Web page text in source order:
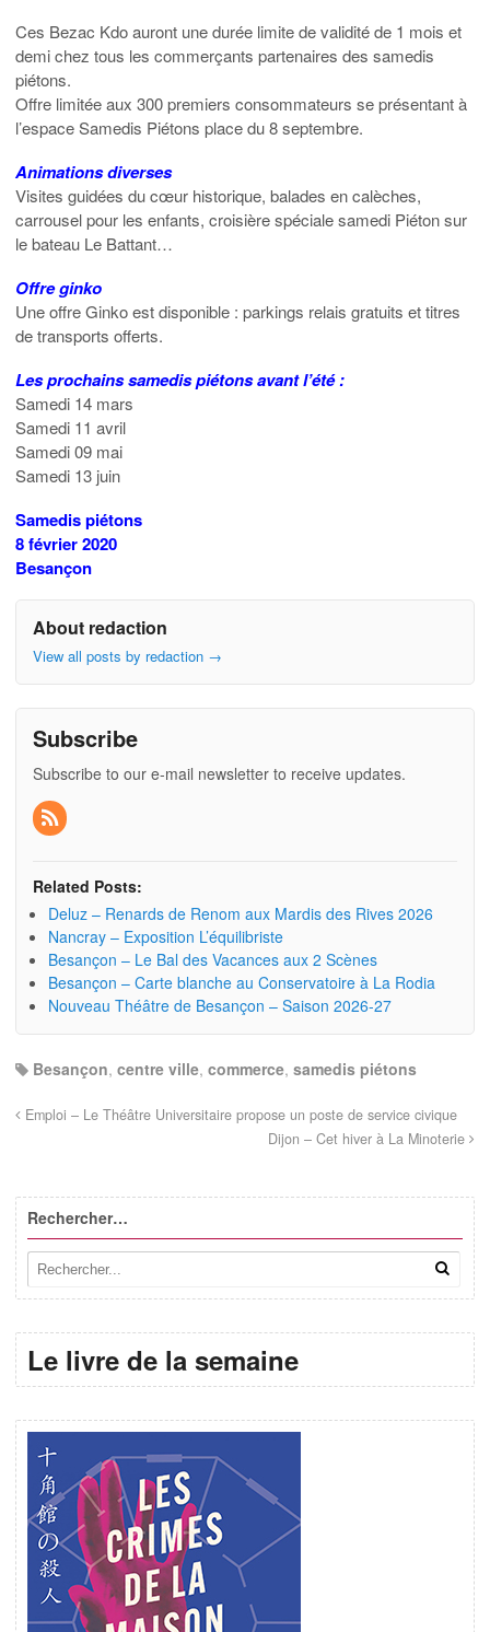
Ces Bezac Kdo auront une durée limite de validité de 1 mois et
demi chez tous les commerçants partenaires des samedis
piétons.
Offre limitée aux 300 premiers consommateurs se présentant à
l’espace Samedis Piétons place du 8 septembre.
Animations diverses
Visites guidées du cœur historique, balades en calèches,
carrousel pour les enfants, croisière spéciale samedi Piéton sur
le bateau Le Battant…
Offre ginko
Une offre Ginko est disponible : parkings relais gratuits et titres
de transports offerts.
Les prochains samedis piétons avant l’été :
Samedi 14 mars
Samedi 11 avril
Samedi 09 mai
Samedi 13 juin
Samedis piétons
8 février 2020
Besançon
About redaction
View all posts by redaction →
Subscribe
Subscribe to our e-mail newsletter to receive updates.
Related Posts:
Deluz – Renards de Renom aux Mardis des Rives 2026
Nancray – Exposition L’équilibriste
Besançon – Le Bal des Vacances aux 2 Scènes
Besançon – Carte blanche au Conservatoire à La Rodia
Nouveau Théâtre de Besançon – Saison 2026-27
Besançon, centre ville, commerce, samedis piétons
Emploi – Le Théâtre Universitaire propose un poste de service civique
Dijon – Cet hiver à La Minoterie
Rechercher…
Le livre de la semaine